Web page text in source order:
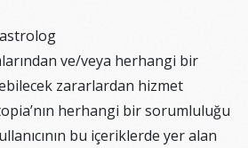
ve/veya herhangi bir
zararlardan hizmet
herhangi bir sorumluluğu
bu içeriklerde yer alan